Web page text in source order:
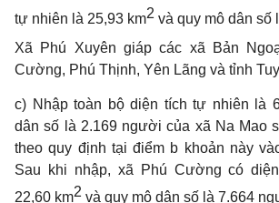
tự nhiên là 25,93 km2 và quy mô dân số
Xã Phú Xuyên giáp các xã Bản
Cường, Phú Thịnh, Yên Lãng và tỉnh
c) Nhập toàn bộ diện tích tự nhiên là
dân số là 2.169 ngườicủa xã Na Mao
theo quy định tại điểm b khoản này
Sau khi nhập, xã Phú Cường có
22,60 km2 và quy mô dân số là 7.664